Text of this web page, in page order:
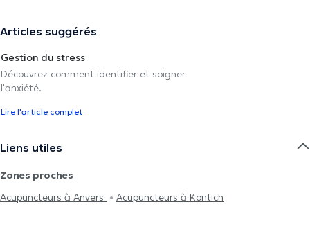
Articles suggérés
Gestion du stress
Découvrez comment identifier et soigner
l'anxiété.
Lire l'article complet
Liens utiles
Zones proches
Acupuncteurs à Anvers
Acupuncteurs à Kontich